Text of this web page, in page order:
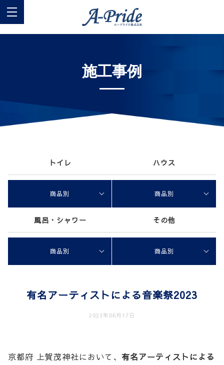
施工事例
トイレ ハウス
商品別 商品別
風呂・シャワー その他
商品別 商品別
有名アーティストによる音楽祭2023
2023年06月17日
京都府 上賀茂神社において、 有名アーティストによる